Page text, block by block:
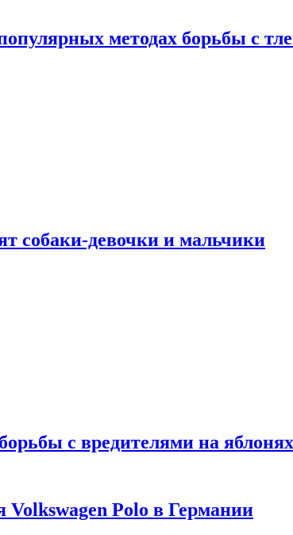
методах борьбы с
собаки-девочки и мальчики
с вредителями на яблонях
Volkswagen Polo в Германии